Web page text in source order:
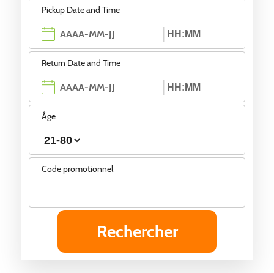
Pickup Date and Time
Return Date and Time
Âge
Code promotionnel